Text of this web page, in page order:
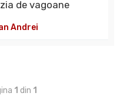
de vagoane
Andrei
1 din 1